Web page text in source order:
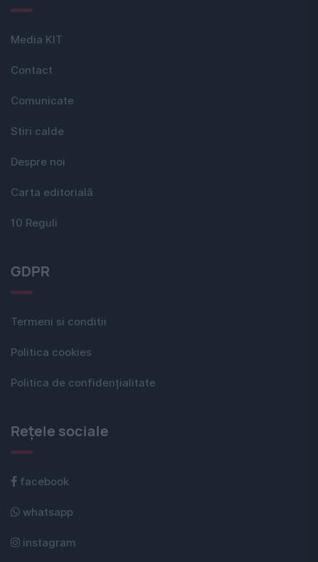
Media KIT
Contact
Comunicate
Stiri calde
Despre noi
Carta editorială
10 Reguli
GDPR
Termeni si conditii
Politica cookies
Politica de confidențialitate
Rețele sociale
facebook
whatsapp
instagram